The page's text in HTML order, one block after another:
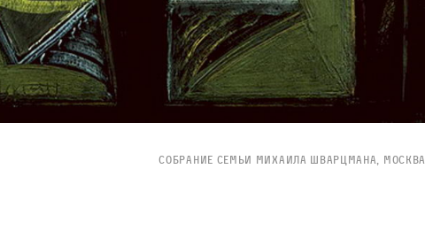
Собрание семьи Михаила Шварцмана, Москва